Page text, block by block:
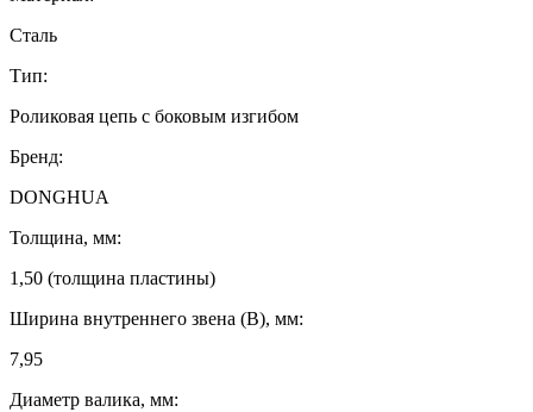
Сталь
Тип:
Роликовая цепь с боковым изгибом
Бренд:
DONGHUA
Толщина, мм:
1,50 (толщина пластины)
Ширина внутреннего звена (B), мм:
7,95
Диаметр валика, мм: